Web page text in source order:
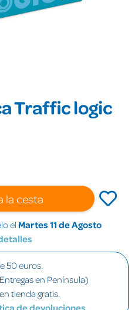
Traffic logic
la cesta
el Martes 11 de Agosto
50 euros.
en Península)
tienda gratis.
de devoluciones